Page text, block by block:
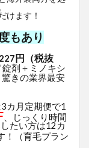
けます！
もあり
円（税抜
錠剤＋ミノキシ
驚きの業界最安
カ月定期便で1
、じっくり時間
たい方は12カ
！（育毛プラン